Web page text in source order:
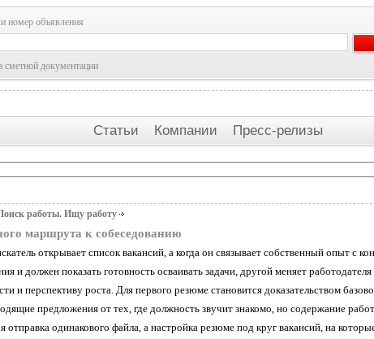
номер объявления
сметной документации
Статьи Компании Пресс-релизы
работы. Ищу работу
маршрута к собеседованию
открывает список вакансий, а когда он связывает собственный опыт с
и должен показать готовность осваивать задачи, другой меняет
и перспективу роста. Для первого резюме становится доказательством
предложения от тех, где должность звучит знакомо, но содержание
отправка одинакового файла, а настройка резюме под круг вакансий, на